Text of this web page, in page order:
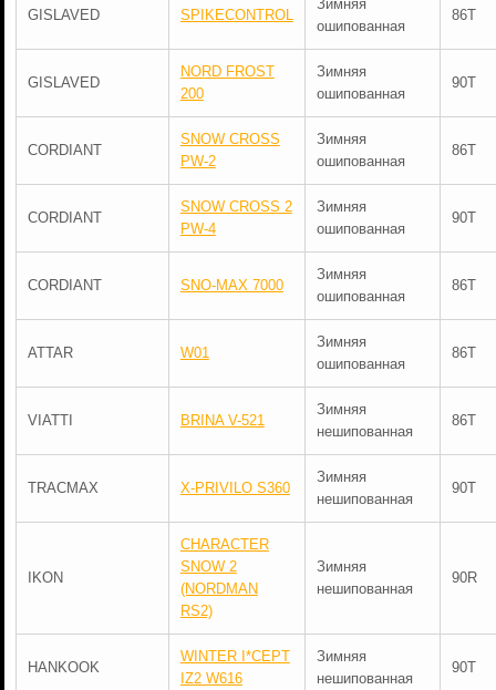
GISLAVED SPIKECONTROL
Зимняя
ошипованная
86T
GISLAVED
NORD FROST
200
Зимняя
ошипованная
90T
CORDIANT
SNOW CROSS
PW-2
Зимняя
ошипованная
86T
CORDIANT
SNOW CROSS 2
PW-4
Зимняя
ошипованная
90T
CORDIANT SNO-MAX 7000
Зимняя
ошипованная
86T
ATTAR W01
Зимняя
ошипованная
86T
VIATTI BRINA V-521
Зимняя
нешипованная
86T
TRACMAX X-PRIVILO S360
Зимняя
нешипованная
90T
IKON
CHARACTER
SNOW 2
(NORDMAN
RS2)
Зимняя
нешипованная
90R
HANKOOK
WINTER I*CEPT
IZ2 W616
Зимняя
нешипованная
90T